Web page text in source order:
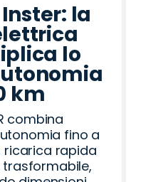
la
lo
km
combina
fino a
ricarica rapida